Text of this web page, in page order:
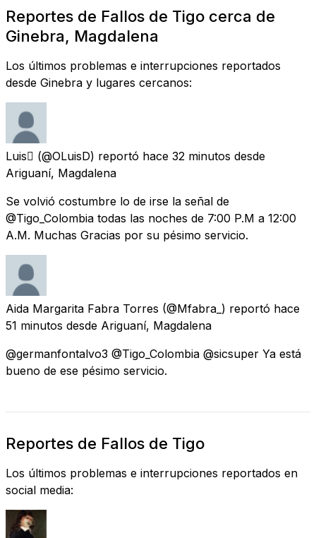
Reportes de Fallos de Tigo cerca de
Ginebra, Magdalena
Los últimos problemas e interrupciones reportados
desde Ginebra y lugares cercanos:
Luis (@OLuisD) reportó hace 32 minutos desde
Ariguaní, Magdalena
Se volvió costumbre lo de irse la señal de
@Tigo_Colombia todas las noches de 7:00 P.M a 12:00
A.M. Muchas Gracias por su pésimo servicio.
Aida Margarita Fabra Torres (@Mfabra_) reportó hace
51 minutos desde Ariguaní, Magdalena
@germanfontalvo3 @Tigo_Colombia @sicsuper Ya está
bueno de ese pésimo servicio.
Reportes de Fallos de Tigo
Los últimos problemas e interrupciones reportados en
social media: